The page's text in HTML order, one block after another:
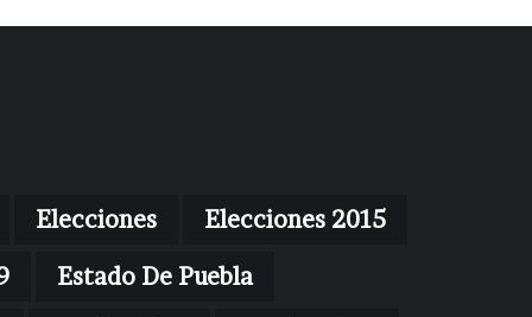
Elecciones
Elecciones 2015
Estado De Puebla